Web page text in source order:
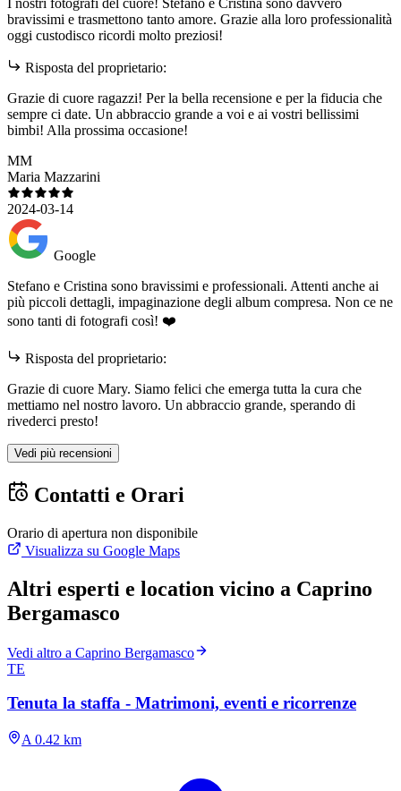
I nostri fotografi del cuore! Stefano e Cristina sono davvero
bravissimi e trasmettono tanto amore. Grazie alla loro professionalità
oggi custodisco ricordi molto preziosi!
Risposta del proprietario:
Grazie di cuore ragazzi! Per la bella recensione e per la fiducia che
sempre ci date. Un abbraccio grande a voi e ai vostri bellissimi
bimbi! Alla prossima occasione!
MM
Maria Mazzarini
2024-03-14
Google
Stefano e Cristina sono bravissimi e professionali. Attenti anche ai
più piccoli dettagli, impaginazione degli album compresa. Non ce ne
sono tanti di fotografi così! ❤️
Risposta del proprietario:
Grazie di cuore Mary. Siamo felici che emerga tutta la cura che
mettiamo nel nostro lavoro. Un abbraccio grande, sperando di
rivederci presto!
Vedi più recensioni
Contatti e Orari
Orario di apertura non disponibile
Visualizza su Google Maps
Altri esperti e location vicino a Caprino
Bergamasco
Vedi altro a Caprino Bergamasco
TE
Tenuta la staffa - Matrimoni, eventi e ricorrenze
A 0.42 km